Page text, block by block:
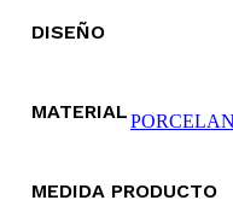
DISEÑO
MATERIAL
MEDIDA PRODUCTO